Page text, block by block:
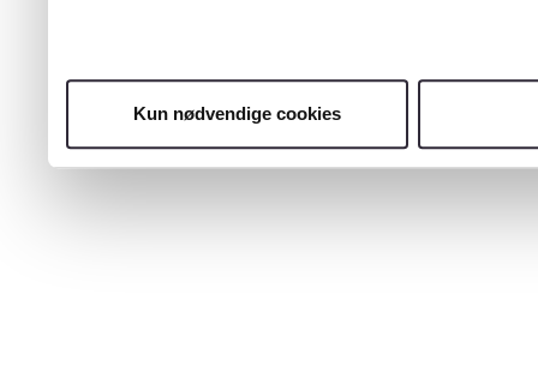
Kun nødvendige cookies